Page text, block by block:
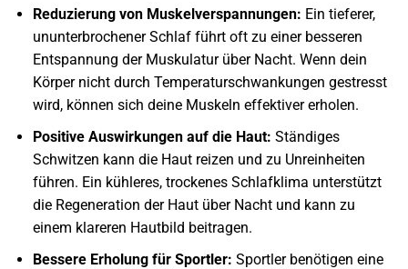
Reduzierung von Muskelverspannungen: Ein tieferer,
ununterbrochener Schlaf führt oft zu einer besseren
Entspannung der Muskulatur über Nacht. Wenn dein
Körper nicht durch Temperaturschwankungen gestresst
wird, können sich deine Muskeln effektiver erholen.
Positive Auswirkungen auf die Haut: Ständiges
Schwitzen kann die Haut reizen und zu Unreinheiten
führen. Ein kühleres, trockenes Schlafklima unterstützt
die Regeneration der Haut über Nacht und kann zu
einem klareren Hautbild beitragen.
Bessere Erholung für Sportler: Sportler benötigen eine